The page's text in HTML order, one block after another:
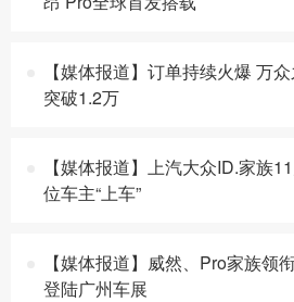
【媒体报道】订单持续火爆 万
突破1.2万
【媒体报道】上汽大众ID.家族
位车主“上车”
【媒体报道】威然、Pro家族领
登陆广州车展